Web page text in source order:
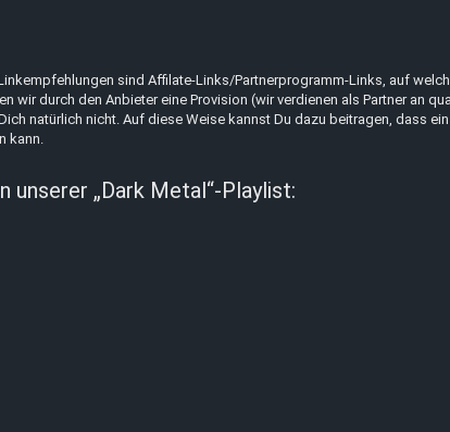
sind Affilate-Links/Partnerprogramm-Links, auf
wir durch den Anbieter eine Provision (wir verdienen als Partner an
natürlich nicht. Auf diese Weise kannst Du dazu beitragen, dass
kann.
unserer „Dark Metal“-Playlist: